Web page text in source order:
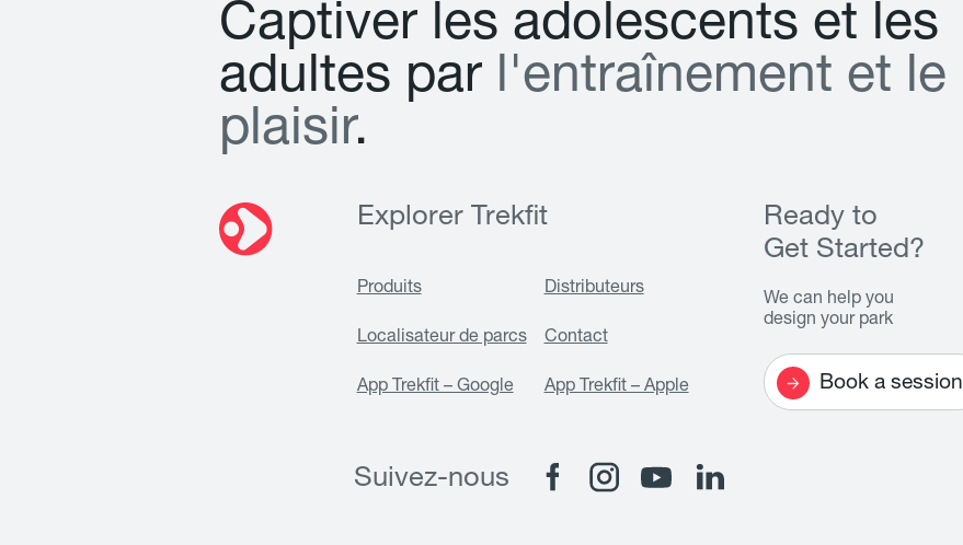
Captiver les adolescents et les
adultes par l'entraînement et le
plaisir.
Explorer Trekfit
Produits Distributeurs
Localisateur de parcs Contact
App Trekfit – Google App Trekfit – Apple
Ready to
Get Started?
We can help you
design your park
Book a session
Suivez-nous